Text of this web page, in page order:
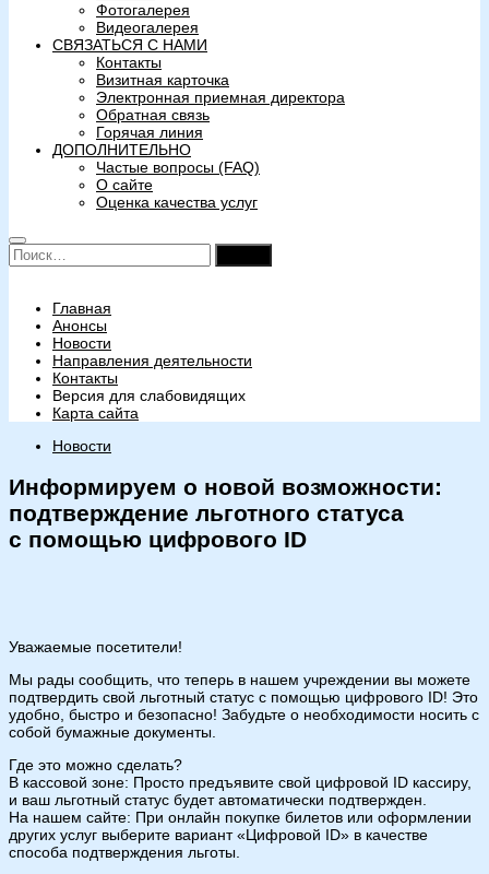
Фотогалерея
Видеогалерея
СВЯЗАТЬСЯ С НАМИ
Контакты
Визитная карточка
Электронная приемная директора
Обратная связь
Горячая линия
ДОПОЛНИТЕЛЬНО
Частые вопросы (FAQ)
О сайте
Оценка качества услуг
Найти:
Главная
Анонсы
Новости
Направления деятельности
Контакты
Версия для слабовидящих
Карта сайта
Новости
Информируем о новой возможности:
подтверждение льготного статуса
с помощью цифрового ID
Уважаемые посетители!
Мы рады сообщить, что теперь в нашем учреждении вы можете
подтвердить свой льготный статус с помощью цифрового ID! Это
удобно, быстро и безопасно! Забудьте о необходимости носить с
собой бумажные документы.
Где это можно сделать?
В кассовой зоне: Просто предъявите свой цифровой ID кассиру,
и ваш льготный статус будет автоматически подтвержден.
На нашем сайте: При онлайн покупке билетов или оформлении
других услуг выберите вариант «Цифровой ID» в качестве
способа подтверждения льготы.